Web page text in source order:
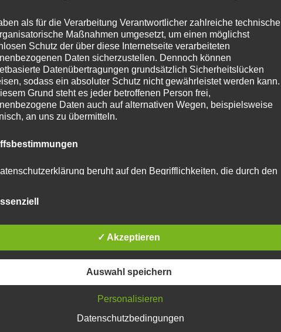
abzugeben.
reduzieren.
als für die Verarbeitung Verantwortlicher zahlreiche technische
Maßnahmen umgesetzt, um einen möglichst
Schutz der über diese Internetseite verarbeiteten
Daten sicherzustellen. Dennoch können
Datenübertragungen grundsätzlich Sicherheitslücken
sodass ein absoluter Schutz nicht gewährleistet werden kann.
Grund steht es jeder betroffenen Person frei,
Daten auch auf alternativen Wegen, beispielsweise
an uns zu übermitteln.
beruht auf den Begrifflichkeiten, die durch den
Grundverordnung (DS-GVO) verwendet wurden. Unsere
soll sowohl für die Öffentlichkeit als auch für unsere
gewährleisten, möchten wir vorab die verwendeten
in dieser Datenschutzerklärung unter anderem die
✓ Akzeptieren
Auswahl speichern
Personalisieren
Datenschutzbedingungen